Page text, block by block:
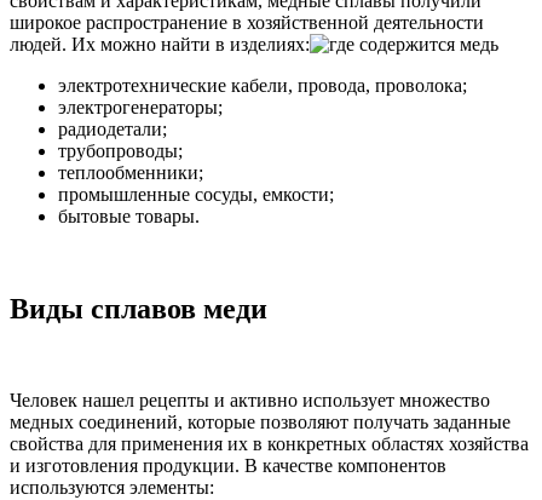
широкое распространение в хозяйственной деятельности
людей. Их можно найти в изделиях:
электротехнические кабели, провода, проволока;
электрогенераторы;
радиодетали;
трубопроводы;
теплообменники;
промышленные сосуды, емкости;
бытовые товары.
Виды сплавов меди
Человек нашел рецепты и активно использует множество
медных соединений, которые позволяют получать заданные
свойства для применения их в конкретных областях хозяйства
и изготовления продукции. В качестве компонентов
используются элементы: